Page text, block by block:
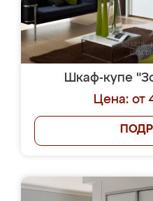
Шкаф-купе
Цена: от